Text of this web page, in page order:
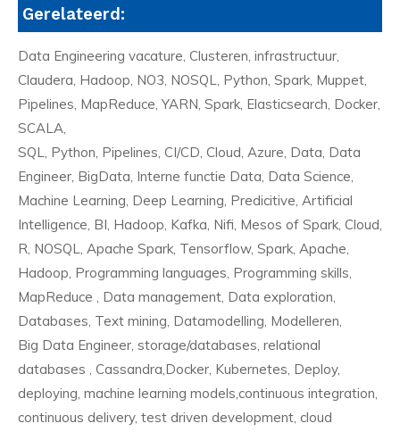
Gerelateerd:
Data Engineering vacature, Clusteren, infrastructuur,
Claudera, Hadoop, NO3, NOSQL, Python, Spark, Muppet,
Pipelines, MapReduce, YARN, Spark, Elasticsearch, Docker,
SCALA,
SQL, Python, Pipelines, CI/CD, Cloud, Azure, Data, Data
Engineer, BigData, Interne functie Data, Data Science,
Machine Learning, Deep Learning, Predicitive, Artificial
Intelligence, BI, Hadoop, Kafka, Nifi, Mesos of Spark, Cloud,
R, NOSQL, Apache Spark, Tensorflow, Spark, Apache,
Hadoop, Programming languages, Programming skills,
MapReduce , Data management, Data exploration,
Databases, Text mining, Datamodelling, Modelleren,
Big Data Engineer, storage/databases, relational
databases , Cassandra,Docker, Kubernetes, Deploy,
deploying, machine learning models,continuous integration,
continuous delivery, test driven development, cloud